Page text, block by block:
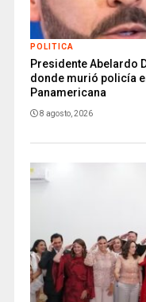
POLITICA
Presidente Abelardo
donde murió policía
Panamericana
8 agosto, 2026